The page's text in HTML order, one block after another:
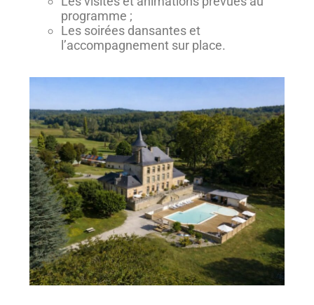
programme ;
Les soirées dansantes et
l’accompagnement sur place.